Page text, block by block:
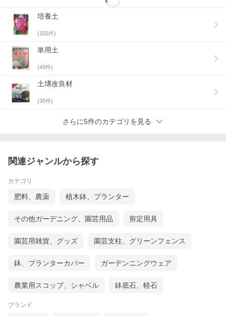
培養土
(155件)
単用土
(49件)
土壌改良材
(30件)
さらに5件のカテゴリを見る
関連ジャンルから探す
カテゴリ
肥料、農薬 植木鉢、プランター
その他ガーデニング、園芸用品 剪定用具
園芸用雑貨、グッズ 園芸支柱、グリーンフェンス
鉢、プランターカバー ガーデンニングウェア
農業用スコップ、シャベル 鉢底石、軽石
ブランド